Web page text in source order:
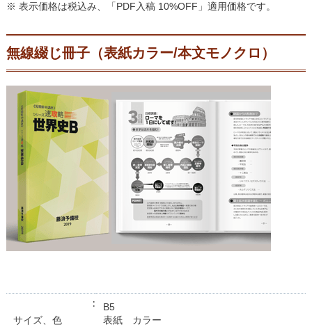
※ 表示価格は税込み、「PDF入稿 10%OFF」適用価格です。
無線綴じ冊子（表紙カラー/本文モノクロ）
サイズ、色
B5
表紙 カラー